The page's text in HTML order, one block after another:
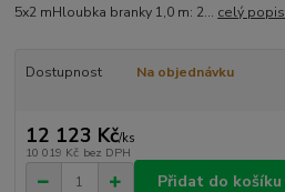
5x2 mHloubka branky 1,0 m: 2... celý popis
Dostupnost Na objednávku
12 123 Kč/ks
10 019 Kč bez DPH
Přidat do košíku